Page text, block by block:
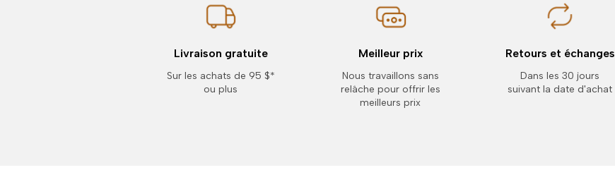
Livraison gratuite
Sur les achats de 95 $*
ou plus
Meilleur prix
Nous travaillons sans
relâche pour offrir les
meilleurs prix
Retours et échanges
Dans les 30 jours
suivant la date d'achat